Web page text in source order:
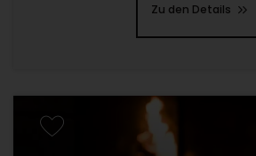
Zu den Details